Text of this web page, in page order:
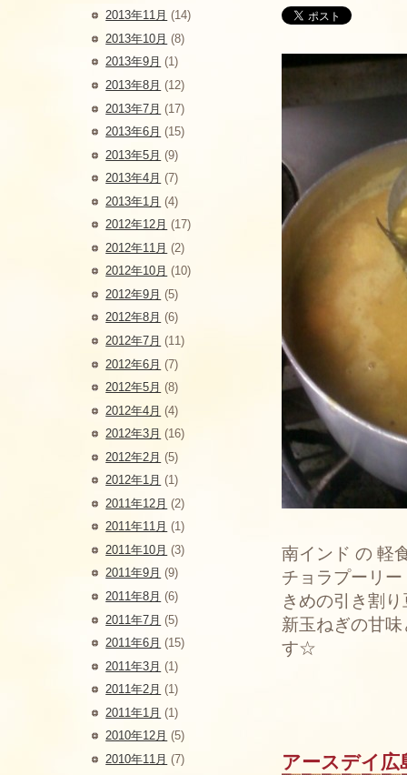
南インド の 軽
チョラプーリ
きめの引き割
新玉ねぎの甘
す☆
アースデイ広
2013年11月 (14)
2013年10月 (8)
2013年9月 (1)
2013年8月 (12)
2013年7月 (17)
2013年6月 (15)
2013年5月 (9)
2013年4月 (7)
2013年1月 (4)
2012年12月 (17)
2012年11月 (2)
2012年10月 (10)
2012年9月 (5)
2012年8月 (6)
2012年7月 (11)
2012年6月 (7)
2012年5月 (8)
2012年4月 (4)
2012年3月 (16)
2012年2月 (5)
2012年1月 (1)
2011年12月 (2)
2011年11月 (1)
2011年10月 (3)
2011年9月 (9)
2011年8月 (6)
2011年7月 (5)
2011年6月 (15)
2011年3月 (1)
2011年2月 (1)
2011年1月 (1)
2010年12月 (5)
2010年11月 (7)